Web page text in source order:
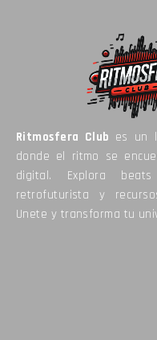
Ritmosfera Club es un
donde el ritmo se
digital. Explora
retrofuturista y
Unete y transforma tu